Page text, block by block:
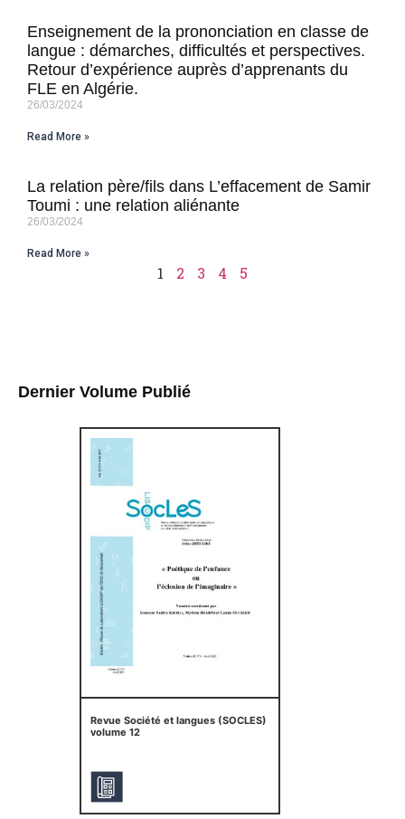
Dernier Volume Publié
Revue Société et langues (SOCLES)
volume 12
Enseignement de la prononciation en classe de
langue : démarches, difficultés et perspectives.
Retour d’expérience auprès d’apprenants du
FLE en Algérie.
26/03/2024
Read More »
La relation père/fils dans L’effacement de Samir
Toumi : une relation aliénante
26/03/2024
Read More »
1 2 3 4 5